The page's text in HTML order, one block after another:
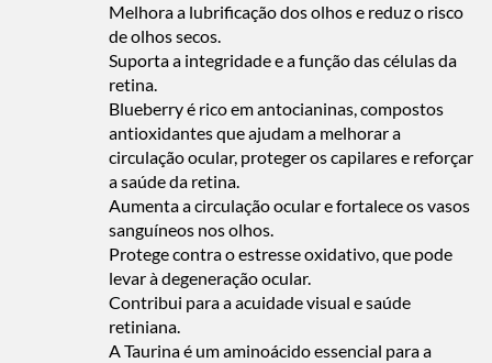
Melhora a lubrificação dos olhos e reduz o risco
de olhos secos.
Suporta a integridade e a função das células da
retina.
Blueberry é rico em antocianinas, compostos
antioxidantes que ajudam a melhorar a
circulação ocular, proteger os capilares e reforçar
a saúde da retina.
Aumenta a circulação ocular e fortalece os vasos
sanguíneos nos olhos.
Protege contra o estresse oxidativo, que pode
levar à degeneração ocular.
Contribui para a acuidade visual e saúde
retiniana.
A Taurina é um aminoácido essencial para a